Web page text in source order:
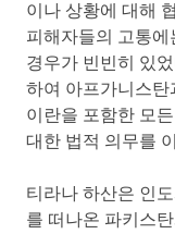
이나 상황에 대해
피해자들의 고통
경우가 빈빈히 있
하여 아프가니스
이란을 포함한 모
대한 법적 의무를
티라나 하산은 인
를 떠나온 파키스